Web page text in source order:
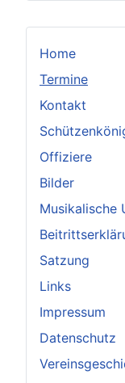
Home
Termine
Kontakt
Offiziere
Bilder
Musikalische
Satzung
Links
Impressum
Datenschutz